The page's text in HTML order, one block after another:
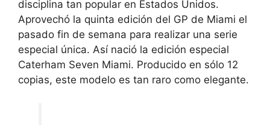
disciplina tan popular en Estados Unidos.
Aprovechó la quinta edición del GP de Miami el
pasado fin de semana para realizar una serie
especial única. Así nació la edición especial
Caterham Seven Miami. Producido en sólo 12
copias, este modelo es tan raro como elegante.